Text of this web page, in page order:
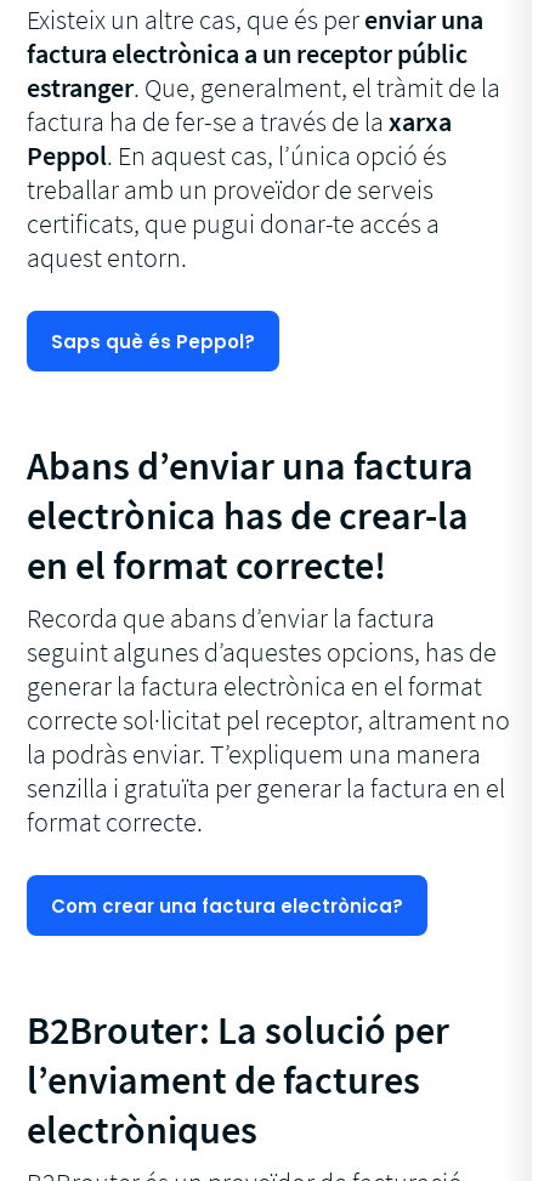
Existeix un altre cas, que és perenviar una
factura electrònica a un receptor públic
estranger. Que, generalment, el tràmit de la
factura ha de fer-se a través de laxarxa
Peppol. En aquest cas, l’única opció és
treballar amb un proveïdor de serveis
certificats, que pugui donar-te accés a
aquest entorn.
Saps què és Peppol?
Abans d’enviar una factura
electrònica has de crear-la
en el format correcte!
Recorda que abans d’enviar la factura
seguint algunes d’aquestes opcions, has de
generar la factura electrònica en el format
correcte sol·licitat pel receptor, altrament no
la podràs enviar. T’expliquem una manera
senzilla i gratuïta per generar la factura en el
format correcte.
Com crear una factura electrònica?
B2Brouter: La solució per
l’enviament de factures
electròniques